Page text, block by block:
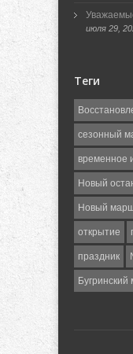
июля 29,
Теги
сезонный
временное
Новый
Новый
открытие
праздник
Бугринский